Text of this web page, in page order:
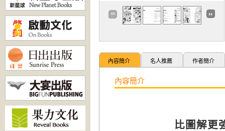
內容簡介 名人推薦 作者簡介
內容簡介
比圖解更